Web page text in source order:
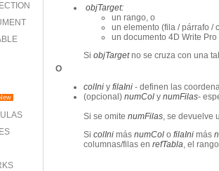
objTarget:
un rango, o
un elemento (fila / párrafo /
un documento 4D Write Pro
Si objTargetno se cruza con una
O
colIni y filaIni - definen las
(opcional) numCol y numFilas-
Si se omite numFilas, se devuelve
Si colIni más numCol o filaIni más
columnas/filas en refTabla, el